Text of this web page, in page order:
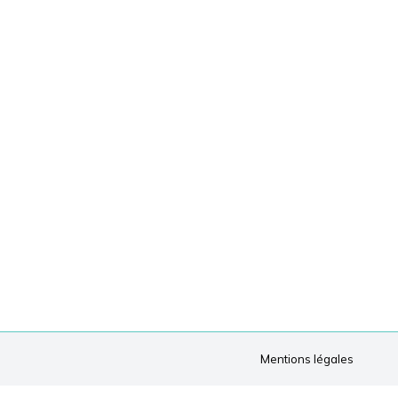
Mentions légales